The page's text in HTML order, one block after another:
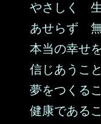
やさしく
あせらず
本当の幸せ
信じあうこ
夢をつくる
健康である